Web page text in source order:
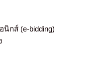
กส์ (e-bidding)